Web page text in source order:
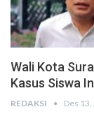
Wali Kota
Kasus Siswa
REDAKSI Des